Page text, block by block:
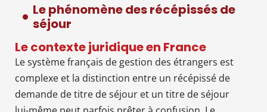
Le phénomène des récépissés de
séjour
Le contexte juridique en France
Le système français de gestion des étrangers est
complexe et la distinction entre un récépissé de
demande de titre de séjour et un titre de séjour